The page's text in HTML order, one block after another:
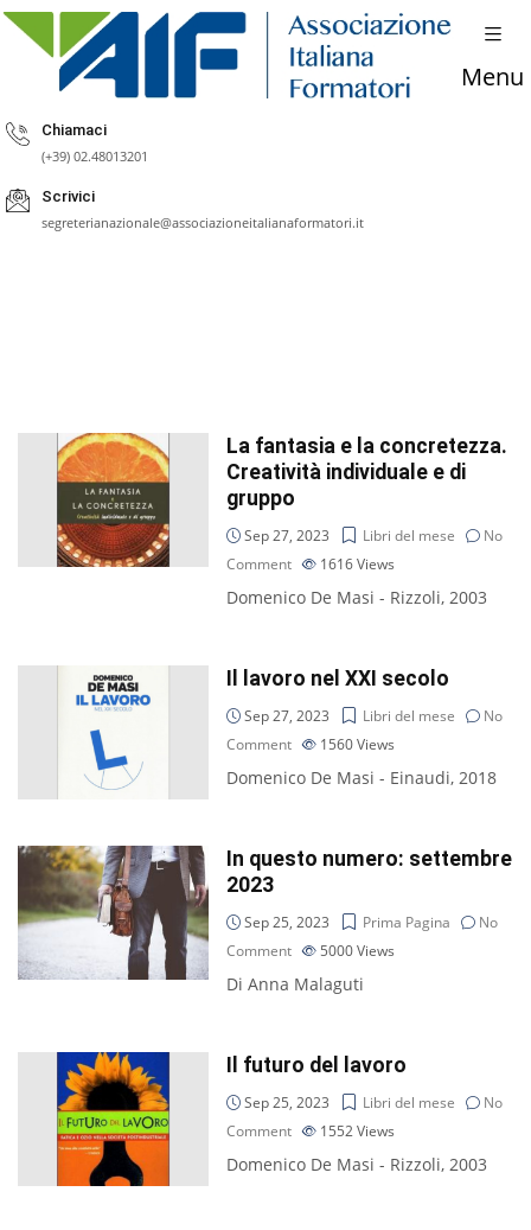
Menu
Chiamaci
(+39) 02.48013201
Scrivici
segreterianazionale@associazioneitalianaformatori.it
La fantasia e la concretezza.
Creatività individuale e di
gruppo
Sep 27, 2023 Libri del mese
No
Comment
1616Views
Domenico De Masi - Rizzoli, 2003
Il lavoro nel XXI secolo
Sep 27, 2023 Libri del mese
No
Comment
1560Views
Domenico De Masi - Einaudi, 2018
In questo numero: settembre
2023
Sep 25, 2023 Prima Pagina
No
Comment
5000Views
Di Anna Malaguti
Il futuro del lavoro
Sep 25, 2023 Libri del mese
No
Comment
1552Views
Domenico De Masi - Rizzoli, 2003